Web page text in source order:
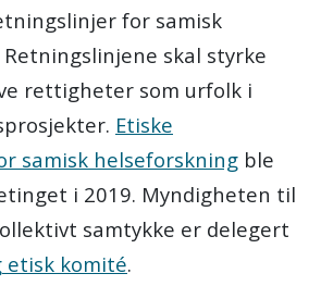
for samisk
skal styrke
rettigheter som urfolk i
Etiske
samisk helseforskning ble
i 2019. Myndigheten til
samtykke er delegert
etisk komité.